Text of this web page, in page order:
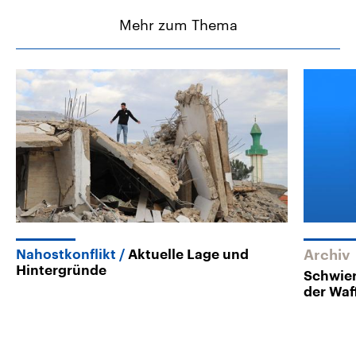
Mehr zum Thema
Nahostkonflikt
Aktuelle Lage und
Hintergründe
Archiv
der